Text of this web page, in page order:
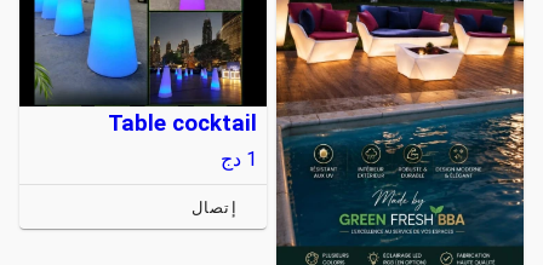
Table cocktail
1 دج
إتصال